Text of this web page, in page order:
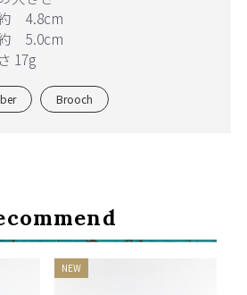
4.8cm
5.0cm
17g
Brooch